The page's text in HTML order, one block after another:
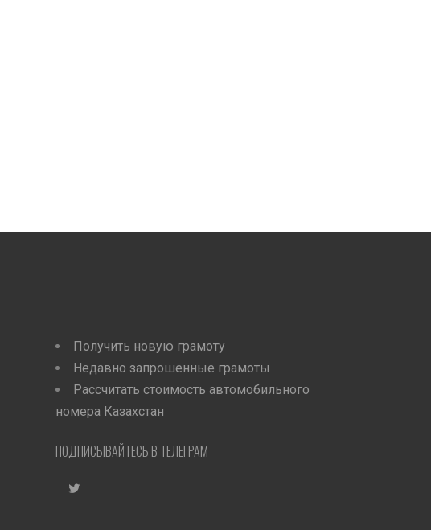
Получить новую грамоту
Недавно запрошенные грамоты
Рассчитать стоимость автомобильного
номера Казахстан
ПОДПИСЫВАЙТЕСЬ В ТЕЛЕГРАМ